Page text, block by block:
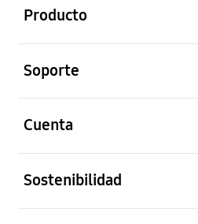
Producto
Soporte
Cuenta
Sostenibilidad